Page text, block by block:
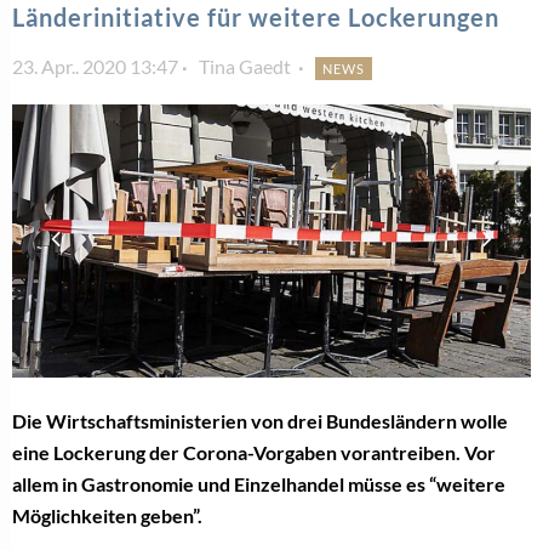
Länderinitiative für weitere Lockerungen
23. Apr.. 2020 13:47 Tina Gaedt NEWS
Die Wirtschaftsministerien von drei Bundesländern wolle
eine Lockerung der Corona-Vorgaben vorantreiben. Vor
allem in Gastronomie und Einzelhandel müsse es “weitere
Möglichkeiten geben”.